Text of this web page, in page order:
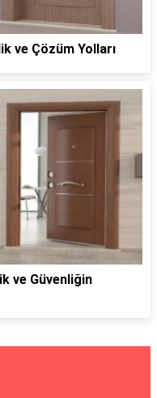
ve Çözüm Yolları
ve Güvenliğin